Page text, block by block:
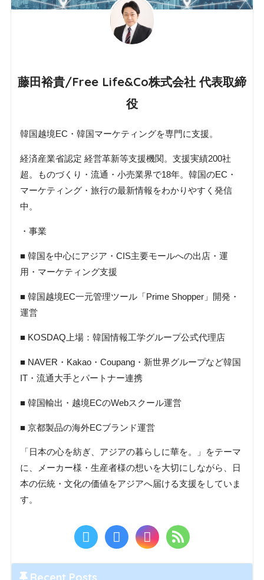
藤田裕貴/Free Life&Co株式会社 代表取締
役
韓国越境EC・韓国マーケティングを専門に支援。
経済産業省認定 経営革新等支援機関。支援実績200社
超。ものづくり・流通・小売業界で18年。韓国のEC・
マーケティング・旅行の最新情報をわかりやすく発信
中。
・事業
■ 韓国を中心にアジア・CIS主要モールへの出店・運
用・マーケティング支援
■ 韓国越境EC一元管理ツール「Prime Shopper」開発・
運営
■ KOSDAQ上場：韓国情報工学グループ公式代理店
■ NAVER・Kakao・Coupang・新世界グループなど韓国
IT・流通大手とパートナー連携
■ 韓国輸出・越境ECのWebスクール運営
■ 京都製品の海外ECブランド運営
「日本の心を紡ぎ、アジアの暮らしに華を。」をテーマ
に、メーカー様・生産者様の想いを大切にしながら、日
本の伝統・文化の価値をアジアへ届ける支援をしていま
す。